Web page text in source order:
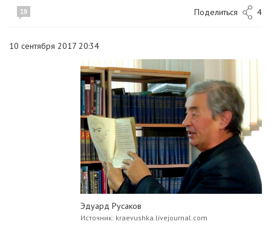
19 Поделиться 4
10 сентября 2017 20:34
Эдуард Русаков
Источник: kraevushka.livejournal.com